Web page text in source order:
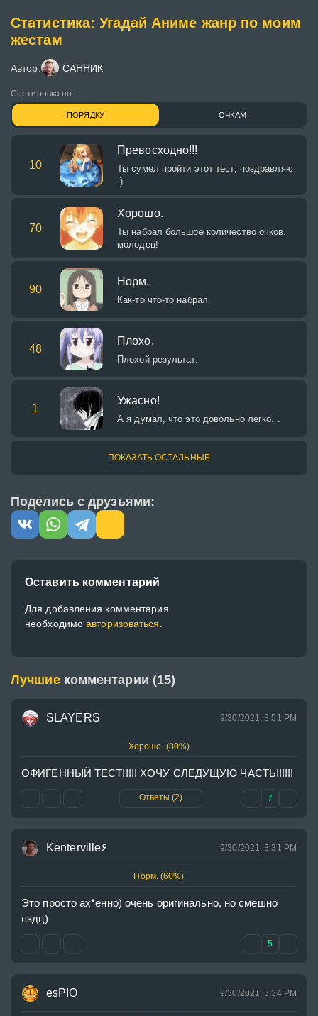
Статистика: Угадай Аниме жанр по моим
жестам
Автор: САННИК
Сортировка по:
ПОРЯДКУ ОЧКАМ
10
Превосходно!!!
Ты сумел пройти этот тест, поздравляю
:).
70
Хорошо.
Ты набрал большое количество очков,
молодец!
90
Норм.
Как-то что-то набрал.
48
Плохо.
Плохой результат.
1
Ужасно!
А я думал, что это довольно легко...
ПОКАЗАТЬ ОСТАЛЬНЫЕ
Поделись с друзьями:
Оставить комментарий
Для добавления комментария
необходимоавторизоваться.
Лучшие комментарии (15)
Kenterville۶ 9/30/2021, 3:31 PM
Норм. (60%)
Это просто ах*енно) очень оригинально, но смешно
пздц)
5
esPIO 9/30/2021, 3:34 PM
SLAYERS 9/30/2021, 3:51 PM
Хорошо. (80%)
ОФИГЕННЫЙ ТЕСТ!!!!! ХОЧУ СЛЕДУЩУЮ ЧАСТЬ!!!!!!
Ответы (2) 7